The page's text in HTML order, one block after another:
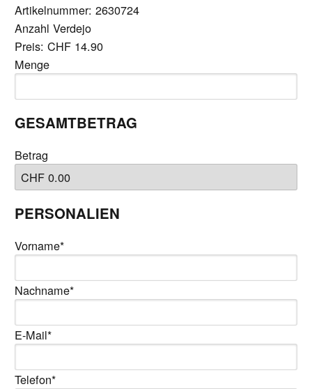
Artikelnummer: 2630724
Anzahl VerdejoMenge
Preis: CHF 14.90
Menge
GESAMTBETRAG
Betrag
PERSONALIEN
Vorname*
Nachname*
E-Mail*
Telefon*